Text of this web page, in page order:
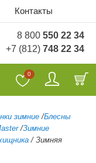
Контакты
8 800 550 22 34
+7 (812) 748 22 34
0
зимние /Блесны
/Зимние
/ Зимняя